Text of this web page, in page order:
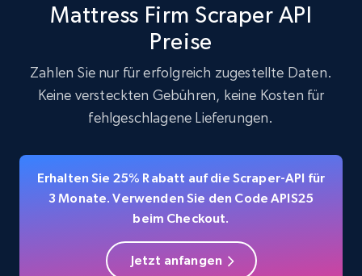
Mattress Firm Scraper API
Preise
Zahlen Sie nur für erfolgreich zugestellte Daten.
Keine versteckten Gebühren, keine Kosten für
fehlgeschlagene Lieferungen.
Erhalten Sie 25% Rabatt auf die Scraper-API für
3 Monate. Verwenden Sie den Code APIS25
beim Checkout.
Jetzt anfangen